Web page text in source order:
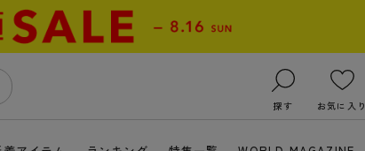
探す お気に入り